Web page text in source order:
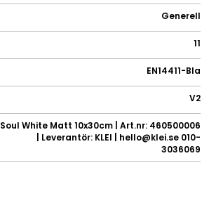
Generell
11
EN14411-BIa
V2
Soul White Matt 10x30cm | Art.nr: 460500006
| Leverantör: KLEI | hello@klei.se 010-
3036069